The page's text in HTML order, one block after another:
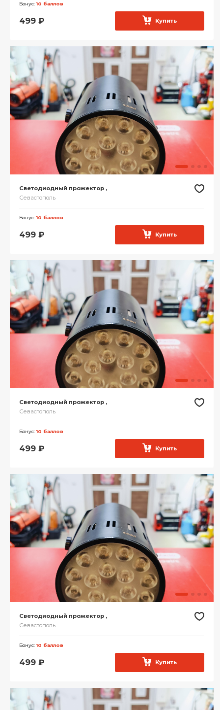
Бонус:10 баллов
499 ₽ Купить
Светодиодный прожектор ,
Севастополь
Бонус:10 баллов
499 ₽ Купить
Светодиодный прожектор ,
Севастополь
Бонус:10 баллов
499 ₽ Купить
Светодиодный прожектор ,
Севастополь
Бонус:10 баллов
499 ₽ Купить